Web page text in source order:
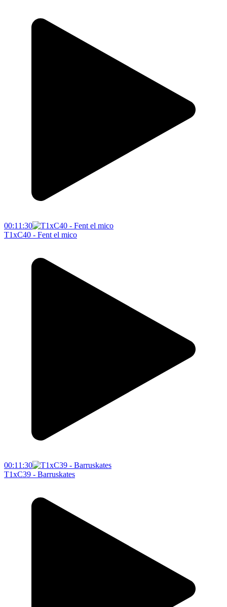
00:11:30
T1xC40 - Fent el mico
00:11:30
T1xC39 - Barruskates